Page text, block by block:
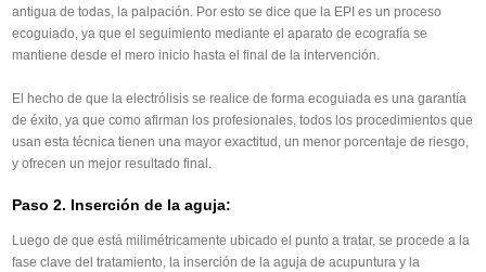
antigua de todas, la palpación. Por esto se dice que la EPI es un proceso
ecoguiado, ya que el seguimiento mediante el aparato de ecografía se
mantiene desde el mero inicio hasta el final de la intervención.
El hecho de que la electrólisis se realice de forma ecoguiada es una garantía
de éxito, ya que como afirman los profesionales, todos los procedimientos que
usan esta técnica tienen una mayor exactitud, un menor porcentaje de riesgo,
y ofrecen un mejor resultado final.
Paso 2. Inserción de la aguja:
Luego de que está milimétricamente ubicado el punto a tratar, se procede a la
fase clave del tratamiento, la inserción de la aguja de acupuntura y la